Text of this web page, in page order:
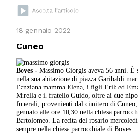
18 gennaio 2022
Cuneo
Boves -Massimo Giorgis aveva 56 anni. È
nella sua abitazione di piazza Garibaldi
l’anziana mamma Elena, i figli Erik ed
Mirella e il fratello Guido, oltre ai due
funerali, provenienti dal cimitero di
gennaio alle ore 10,30 nella chiesa
Bartolomeo. La recita del rosario
sempre nella chiesa parrocchiale di Boves.